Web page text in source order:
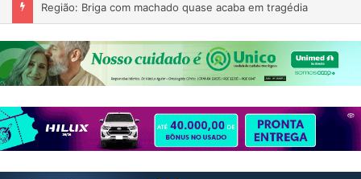
Região: Briga com machado quase acaba em tragédia